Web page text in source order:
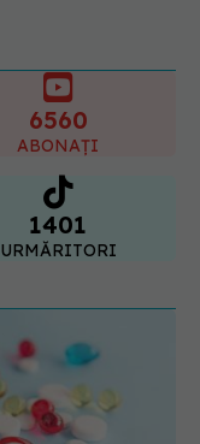
1401
URMĂRITORI